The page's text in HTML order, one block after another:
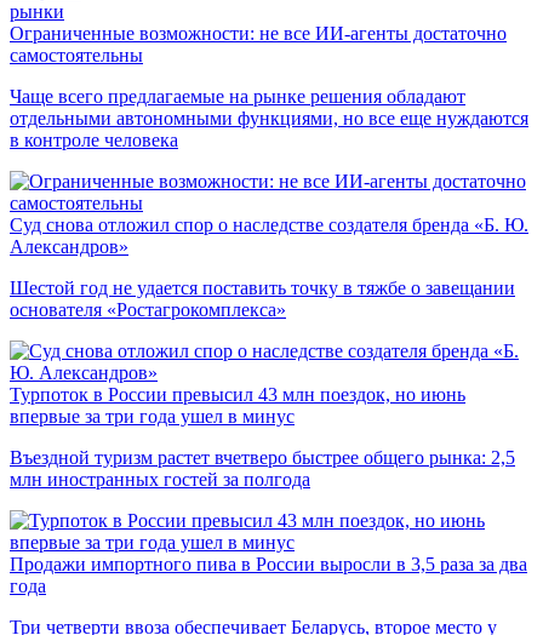
рынки
Ограниченные возможности: не все ИИ-агенты достаточно
самостоятельны
Чаще всего предлагаемые на рынке решения обладают
отдельными автономными функциями, но все еще нуждаются
в контроле человека
Суд снова отложил спор о наследстве создателя бренда «Б. Ю.
Александров»
Шестой год не удается поставить точку в тяжбе о завещании
основателя «Ростагрокомплекса»
Турпоток в России превысил 43 млн поездок, но июнь
впервые за три года ушел в минус
Въездной туризм растет вчетверо быстрее общего рынка: 2,5
млн иностранных гостей за полгода
Продажи импортного пива в России выросли в 3,5 раза за два
года
Три четверти ввоза обеспечивает Беларусь, второе место у